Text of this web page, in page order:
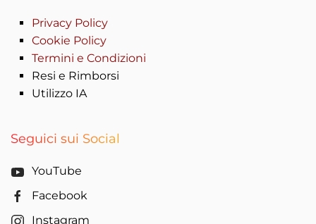
Privacy Policy
Cookie Policy
Termini e Condizioni
Resi e Rimborsi
Utilizzo IA
Seguici sui Social
YouTube
Facebook
Instagram